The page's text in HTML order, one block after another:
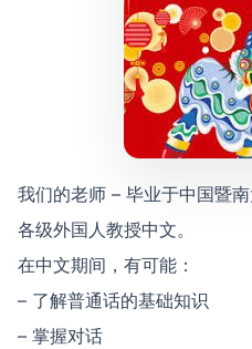
我们的老师 – 毕业于中国暨
各级外国人教授中文。
在中文期间，有可能：
– 了解普通话的基础知识
– 掌握对话